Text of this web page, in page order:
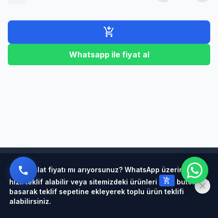
add_shopping_cart
Whatsapp ile fiyat al
Çelik halat fiyatı mı arıyorsunuz? WhatsApp üzerinden
hızlı teklif alabilir veya sitemizdeki ürünleri
add_shopping_cart
butonuna
basarak teklif sepetine ekleyerek toplu ürün teklifi
alabilirsiniz.